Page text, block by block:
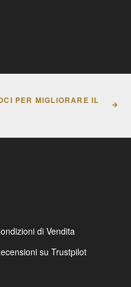
PER MIGLIORARE IL
di Vendita
su Trustpilot